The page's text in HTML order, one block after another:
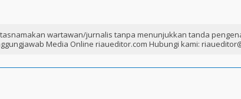
wartawan/jurnalis tanpa menunjukkan tanda
Media Online riaueditor.com Hubungi kami: